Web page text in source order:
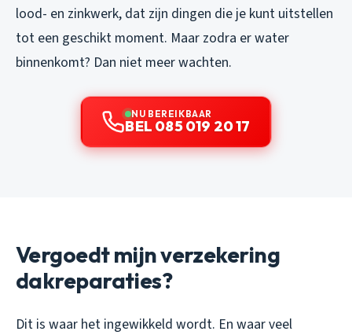
lood- en zinkwerk, dat zijn dingen die je kunt uitstellen
tot een geschikt moment. Maar zodra er water
binnenkomt? Dan niet meer wachten.
NU BEREIKBAAR
BEL 085 019 20 17
Vergoedt mijn verzekering
dakreparaties?
Dit is waar het ingewikkeld wordt. En waar veel